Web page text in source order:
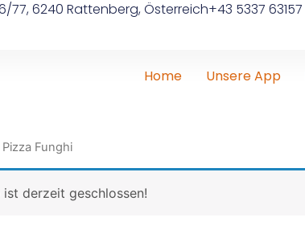
77, 6240 Rattenberg, Österreich+43 5337 63157
Home Unsere App
Pizza Funghi
ist derzeit geschlossen!